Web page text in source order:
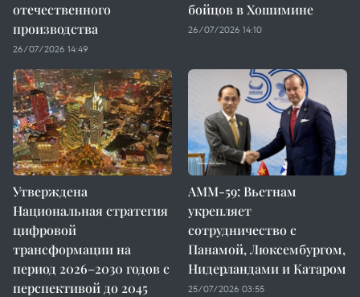
отечественного
производства
26/07/2026 14:49
бойцов в Хошимине
26/07/2026 14:10
Утверждена
Национальная стратегия
цифровой
трансформации на
период 2026–2030 годов с
перспективой до 2045
AMM-59: Вьетнам
укрепляет
сотрудничество с
Панамой, Люксембургом,
Нидерландами и Катаром
25/07/2026 03:55